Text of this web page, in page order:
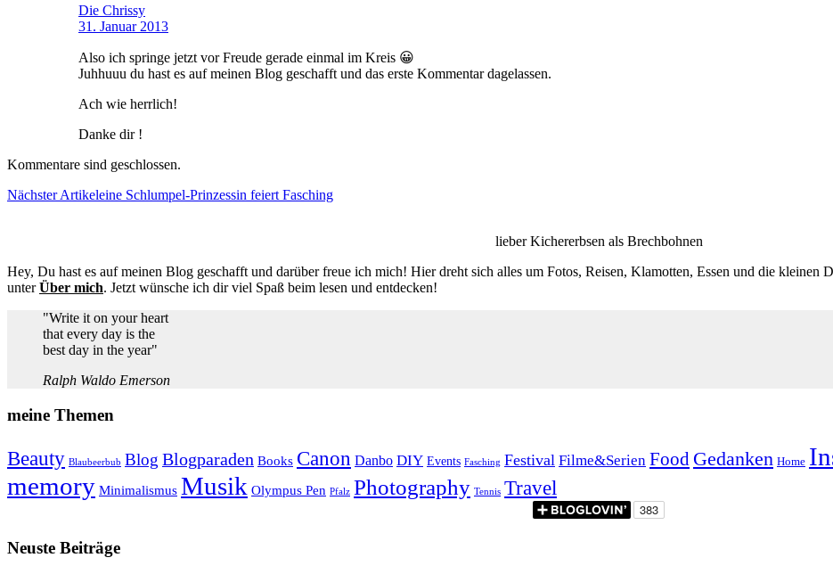
Die Chrissy
31. Januar 2013
Also ich springe jetzt vor Freude gerade einmal im Kreis 😀
Juhhuuu du hast es auf meinen Blog geschafft und das erste Kommentar dagelassen.
Ach wie herrlich!
Danke dir !
Kommentare sind geschlossen.
Nächster Artikeleine Schlumpel-Prinzessin feiert Fasching
lieber Kichererbsen als Brechbohnen
Hey, Du hast es auf meinen Blog geschafft und darüber freue ich mich! Hier dreht sich alles um Fotos, Reisen, Klamotten, Essen und die kleinen
unterÜber mich. Jetzt wünsche ich dir viel Spaß beim lesen und entdecken!
"Write it on your heart
that every day is the
best day in the year"
Ralph Waldo Emerson
meine Themen
Beauty Blaubeerbub Blog Blogparaden Books Canon Danbo DIY Events Fasching Festival Filme&Serien Food Gedanken Home
memory Minimalismus Musik Olympus Pen Pfalz Photography Tennis Travel
Neuste Beiträge